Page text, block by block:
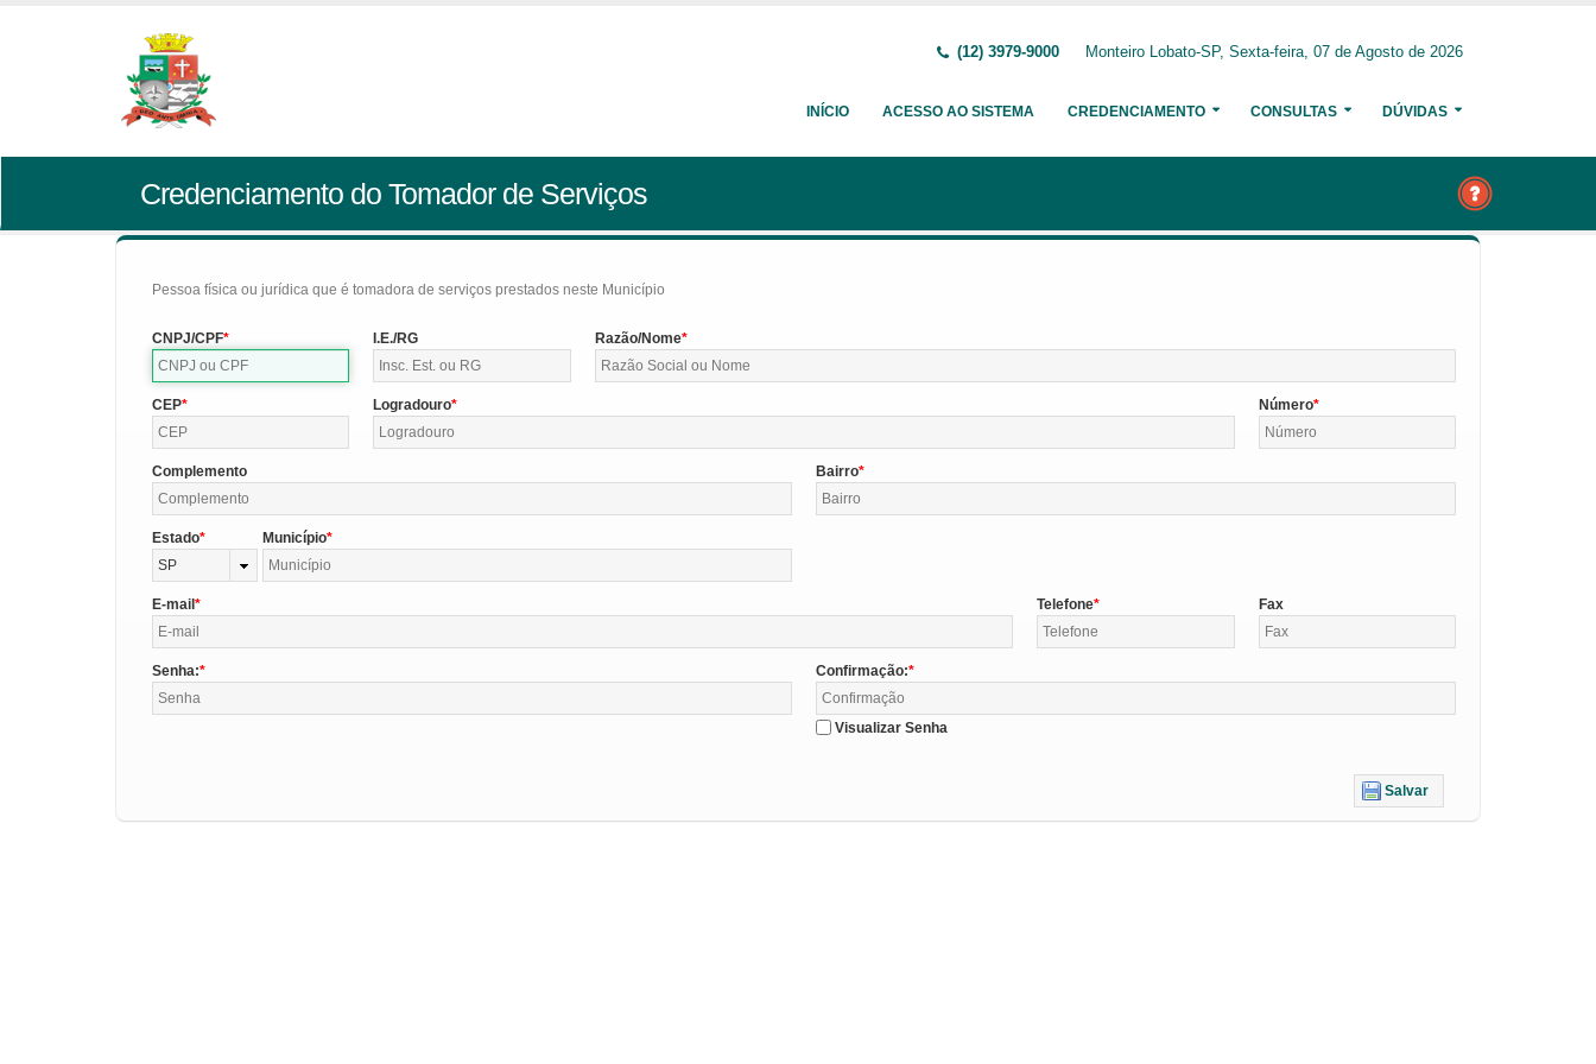
(12) 3979-9000 Monteiro Lobato-SP, Sexta-feira, 07 de Agosto de 2026
INÍCIO ACESSO AO SISTEMA CREDENCIAMENTO CONSULTAS DÚVIDAS
Credenciamento do Tomador de Serviços
Pessoa física ou jurídica que é tomadora de serviços prestados neste Município
CNPJ/CPF I.E./RG Razão/Nome
CEP Logradouro Número
Complemento Bairro
Estado
SP
Município
E-mail Telefone Fax
Senha: Confirmação:
Visualizar Senha
Salvar